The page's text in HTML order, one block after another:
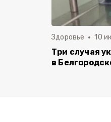
Здоровье 10
Три случая
в